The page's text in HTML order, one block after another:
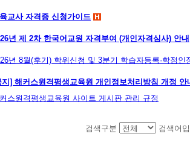
교사 자격증 신청가이드
년 제 2차 한국어교원 자격부여 (개인자격심사) 안내
년 8월(후기) 학위신청 및 3분기 학습자등록·학점
지] 해커스원격평생교육원 개인정보처리방침 개정
스원격평생교육원 사이트 게시판 관리 규정
검색구분 검색어